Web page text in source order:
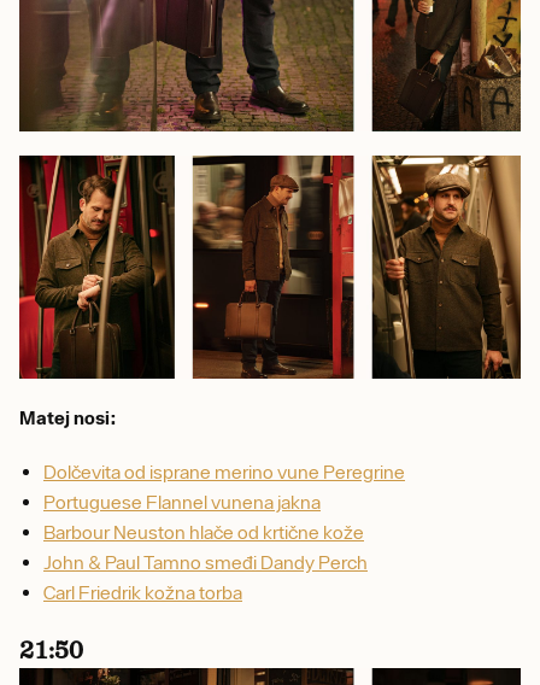
Matej nosi:
Dolčevita od isprane merino vune Peregrine
Portuguese Flannel vunena jakna
Barbour Neuston hlače od krtične kože
John & Paul Tamno smeđi Dandy Perch
Carl Friedrik kožna torba
21:50